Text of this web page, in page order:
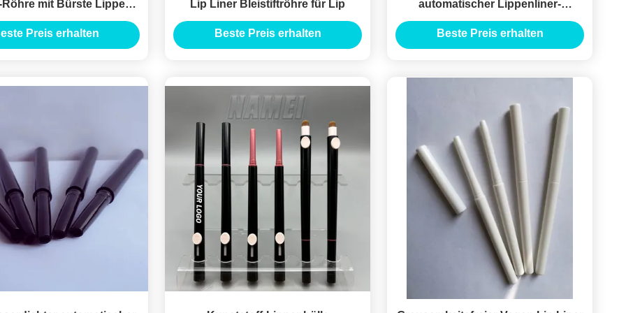
Röhre mit Bürste Lippen-
Bleistiftbehälter
Preis erhalten
Lip Liner Bleistiftröhre für Lip
Beste Preis erhalten
automatischer Lippenliner-
Stiftbehälter mit Drehverschluss
Beste Preis erhalten